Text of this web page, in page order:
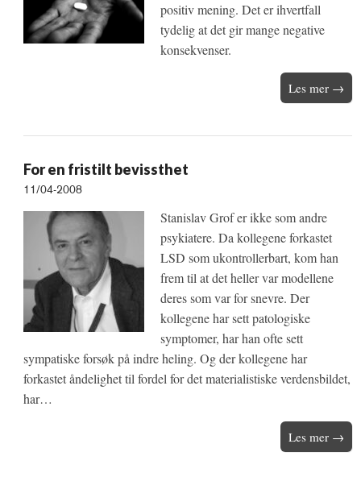
positiv mening. Det er ihvertfall
tydelig at det gir mange negative
konsekvenser.
Les mer →
For en fristilt bevissthet
11/04-2008
Stanislav Grof er ikke som andre
psykiatere. Da kollegene forkastet
LSD som ukontrollerbart, kom han
frem til at det heller var modellene
deres som var for snevre. Der
kollegene har sett patologiske
symptomer, har han ofte sett
sympatiske forsøk på indre heling. Og der kollegene har
forkastet åndelighet til fordel for det materialistiske verdensbildet,
har…
Les mer →